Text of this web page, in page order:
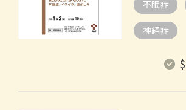
不眠症
神経症